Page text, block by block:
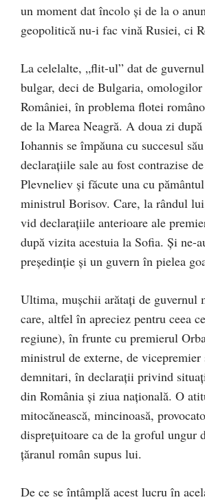
un moment dat încolo şi de la o
geopolitică nu-i fac vină Rusiei, ci
La celelalte, „flit-ul” dat de
bulgar, deci de Bulgaria,
României, în problema flotei
de la Marea Neagră. A doua zi
Iohannis se împăuna cu succesul
declaraţiile sale au fost contrazise
Plevneliev şi făcute una cu
ministrul Borisov. Care, la rândul
vid declaraţiile anterioare ale
după vizita acestuia la Sofia. Şi ne-
preşedinţie şi un guvern în pielea
Ultima, muşchii arătaţi de guvernul
care, altfel în apreciez pentru ceea
regiune), în frunte cu premierul
ministrul de externe, de
demnitari, în declaraţii privind
din România şi ziua naţională. O
mitocănească, mincinoasă,
dispreţuitoare ca de la groful ungur
ţăranul român supus lui.
De ce se întâmplă acest lucru în